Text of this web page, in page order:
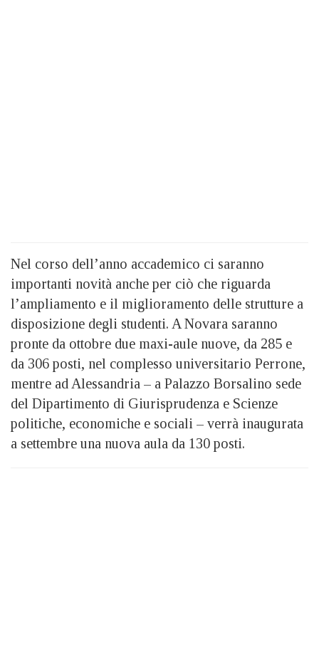
Nel corso dell’anno accademico ci saranno
importanti novità anche per ciò che riguarda
l’ampliamento e il miglioramento delle strutture a
disposizione degli studenti. A Novara saranno
pronte da ottobre due maxi-aule nuove, da 285 e
da 306 posti, nel complesso universitario Perrone,
mentre ad Alessandria – a Palazzo Borsalino sede
del Dipartimento di Giurisprudenza e Scienze
politiche, economiche e sociali – verrà inaugurata
a settembre una nuova aula da 130 posti.